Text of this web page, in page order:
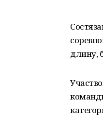
длину,